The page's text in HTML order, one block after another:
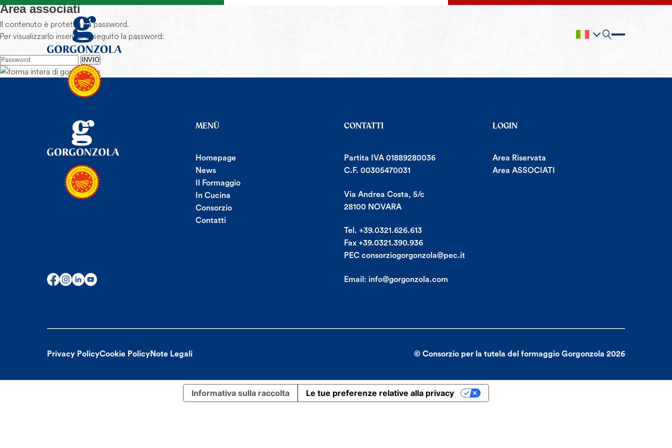
Area associati
Il contenuto è protetto da password.
Per visualizzarlo inserisci di seguito la password:
INVIO
MENÙ
Homepage
News
Il Formaggio
In Cucina
Consorzio
Contatti
CONTATTI
Partita IVA 01889280036
C.F. 00305470031
Via Andrea Costa, 5/c
28100 NOVARA
Tel. +39.0321.626.613
Fax +39.0321.390.936
PEC consorziogorgonzola@pec.it
Email: info@gorgonzola.com
LOGIN
Area Riservata
Area ASSOCIATI
Privacy PolicyCookie PolicyNote Legali © Consorzio per la tutela del formaggio Gorgonzola 2026
Informativa sulla raccolta Le tue preferenze relative alla privacy